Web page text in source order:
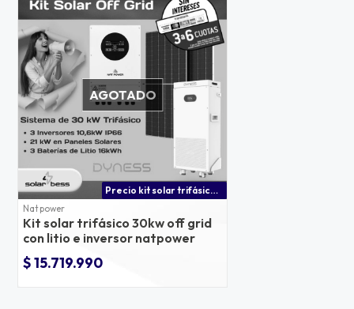
AGOTADO
Precio kit solar trifásico 30kw
Nat power
Kit solar trifásico 30kw off grid
con litio e inversor natpower
$ 15.719.990